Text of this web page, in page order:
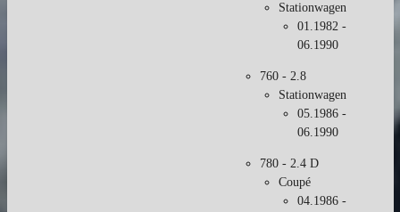
Stationwagen
01.1982 -
06.1990
760 - 2.8
Stationwagen
05.1986 -
06.1990
780 - 2.4 D
Coupé
04.1986 -